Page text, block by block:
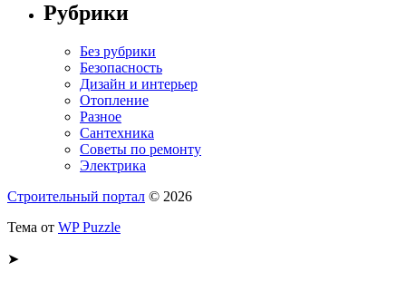
Рубрики
Без рубрики
Безопасность
Дизайн и интерьер
Отопление
Разное
Сантехника
Советы по ремонту
Электрика
Строительный портал © 2026
Тема от WP Puzzle
➤